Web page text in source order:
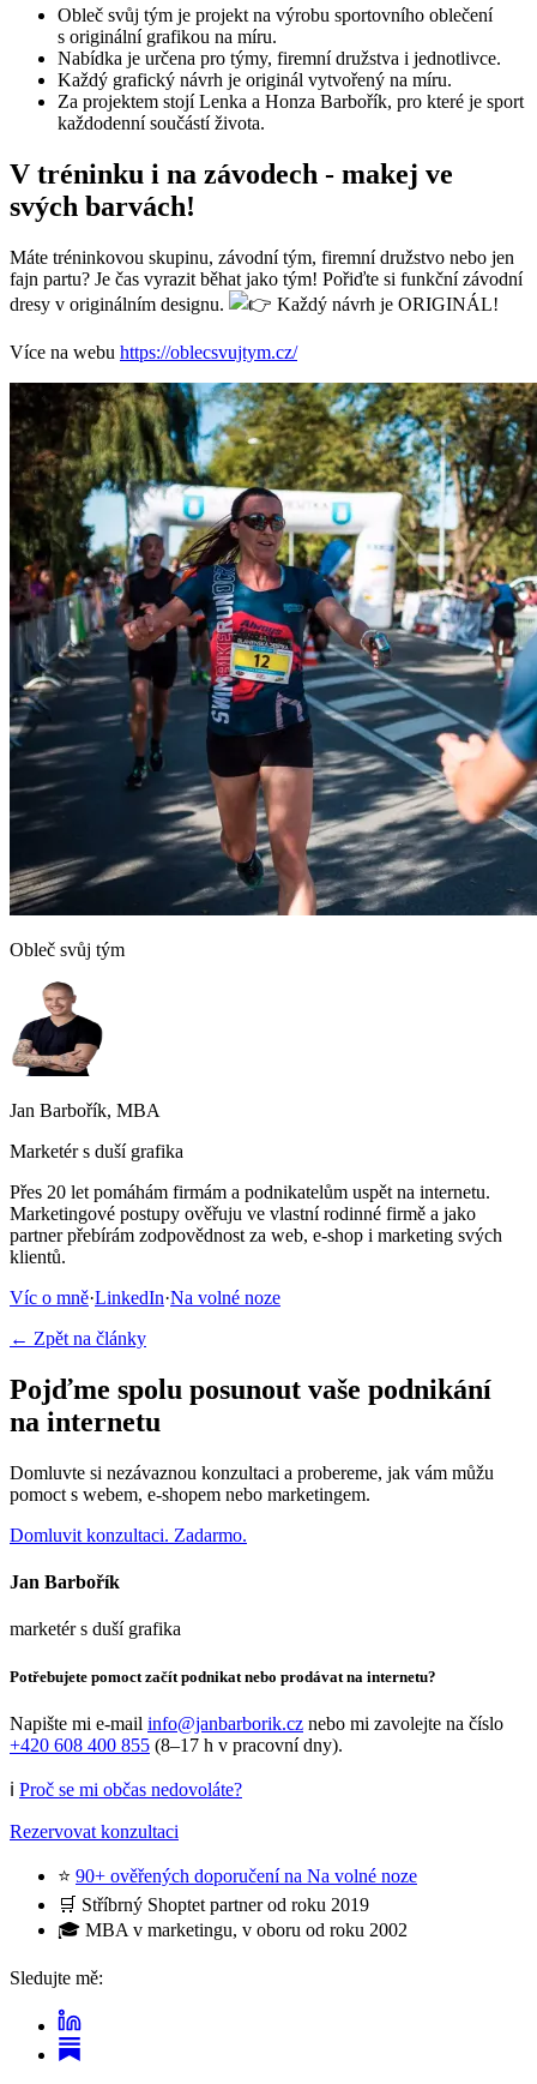
Obleč svůj tým je projekt na výrobu sportovního oblečení
s originální grafikou na míru.
Nabídka je určena pro týmy, firemní družstva i jednotlivce.
Každý grafický návrh je originál vytvořený na míru.
Za projektem stojí Lenka a Honza Barbořík, pro které je sport
každodenní součástí života.
V tréninku i na závodech - makej ve
svých barvách!
Máte tréninkovou skupinu, závodní tým, firemní družstvo nebo jen
fajn partu? Je čas vyrazit běhat jako tým! Pořiďte si funkční závodní
dresy v originálním designu.
Každý návrh je ORIGINÁL!
Více na webu https://oblecsvujtym.cz/
Obleč svůj tým
Jan Barbořík, MBA
Marketér s duší grafika
Přes 20 let pomáhám firmám a podnikatelům uspět na internetu.
Marketingové postupy ověřuju ve vlastní rodinné firmě a jako
partner přebírám zodpovědnost za web, e-shop i marketing svých
klientů.
Víc o mně·LinkedIn·Na volné noze
← Zpět na články
Pojďme spolu posunout vaše podnikání
na internetu
Domluvte si nezávaznou konzultaci a probereme, jak vám můžu
pomoct s webem, e-shopem nebo marketingem.
Domluvit konzultaci. Zadarmo.
Jan Barbořík
marketér s duší grafika
Potřebujete pomoct začít podnikat nebo prodávat na internetu?
Napište mi e-mail info@janbarborik.cz nebo mi zavolejte na číslo
+420 608 400 855 (8–17 h v pracovní dny).
ℹ️ Proč se mi občas nedovoláte?
Rezervovat konzultaci
⭐ 90+ ověřených doporučení na Na volné noze
🛒 Stříbrný Shoptet partner od roku 2019
🎓 MBA v marketingu, v oboru od roku 2002
Sledujte mě: